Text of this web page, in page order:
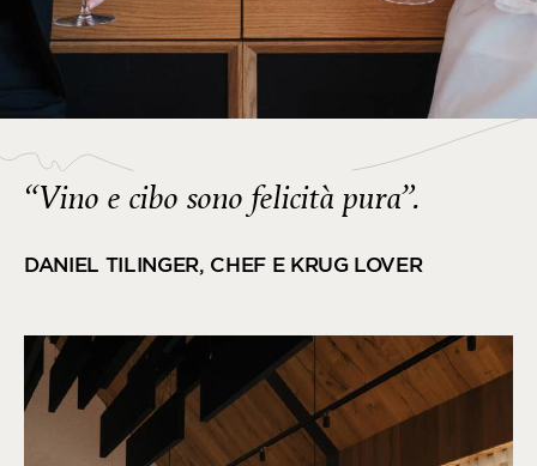
“Vino e cibo sono felicità pura”.
DANIEL TILINGER, CHEF E KRUG LOVER